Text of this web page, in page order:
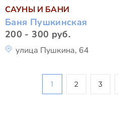
САУНЫ И БАНИ
Баня Пушкинская
200 - 300 руб.
улица Пушкина, 64
1 2 3